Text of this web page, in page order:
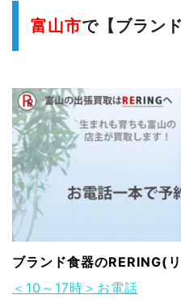
富山市で【ブラン
ブランド食器のRERING(リ
＜10～17時＞お電話